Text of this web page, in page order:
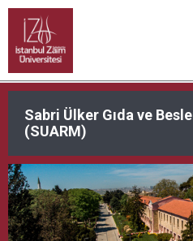
Sabri Ülker Gıda ve
(SUARM)